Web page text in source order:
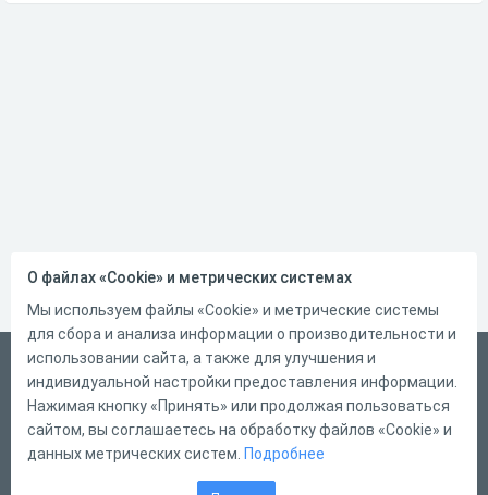
Русский
Справка
Форма обратной связи
О файлах «Cookie» и метрических системах
Мы используем файлы «Cookie» и метрические системы
для сбора и анализа информации о производительности и
использовании сайта, а также для улучшения и
индивидуальной настройки предоставления информации.
Нажимая кнопку «Принять» или продолжая пользоваться
сайтом, вы соглашаетесь на обработку файлов «Cookie» и
данных метрических систем. Подробнее